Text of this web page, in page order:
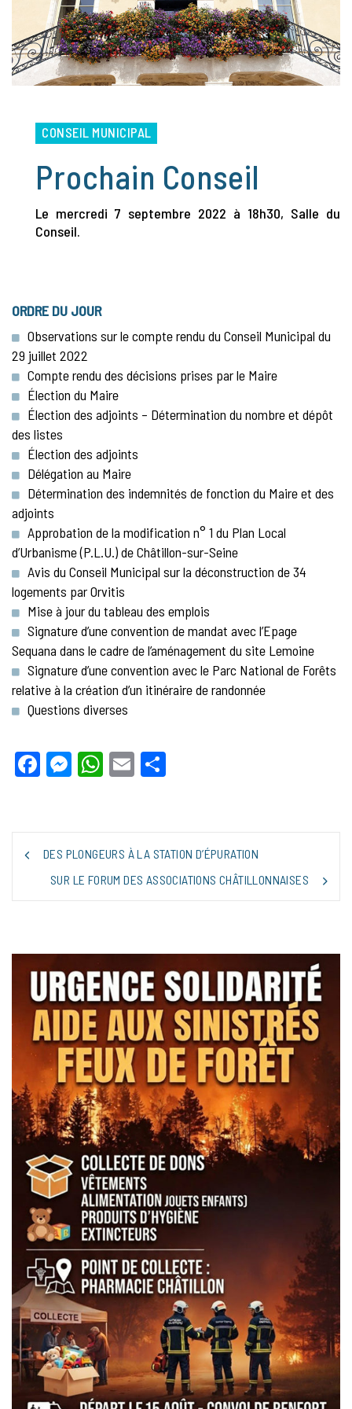
CONSEIL MUNICIPAL
Prochain Conseil
Le mercredi 7 septembre 2022 à 18h30, Salle du
Conseil.
ORDRE DU JOUR
Observations sur le compte rendu du Conseil Municipal du
29 juillet 2022
Compte rendu des décisions prises par le Maire
Élection du Maire
Élection des adjoints – Détermination du nombre et dépôt
des listes
Élection des adjoints
Délégation au Maire
Détermination des indemnités de fonction du Maire et des
adjoints
Approbation de la modification n° 1 du Plan Local
d’Urbanisme (P.L.U.) de Châtillon-sur-Seine
Avis du Conseil Municipal sur la déconstruction de 34
logements par Orvitis
Mise à jour du tableau des emplois
Signature d’une convention de mandat avec l’Epage
Sequana dans le cadre de l’aménagement du site Lemoine
Signature d’une convention avec le Parc National de Forêts
relative à la création d’un itinéraire de randonnée
Questions diverses
Facebook
Messenger
WhatsApp
Email
NAVIGATION
DE
L’ARTICLE
DES PLONGEURS À LA STATION D’ÉPURATION
SUR LE FORUM DES ASSOCIATIONS CHÂTILLONNAISES